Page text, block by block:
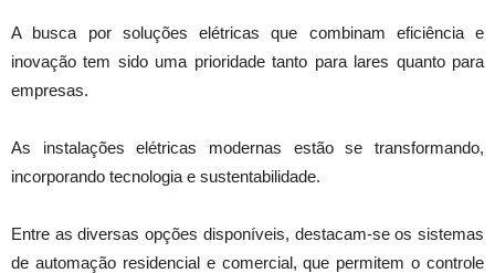
A busca por soluções elétricas que combinam eficiência e
inovação tem sido uma prioridade tanto para lares quanto para
empresas.
As instalações elétricas modernas estão se transformando,
incorporando tecnologia e sustentabilidade.
Entre as diversas opções disponíveis, destacam-se os sistemas
de automação residencial e comercial, que permitem o controle